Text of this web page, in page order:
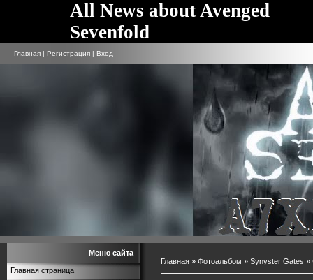
All News about Avenged
Sevenfold
Главная | Регистрация | Вход
Меню сайта
Главная страница
Главная » Фотоальбом » Synyster Gates »